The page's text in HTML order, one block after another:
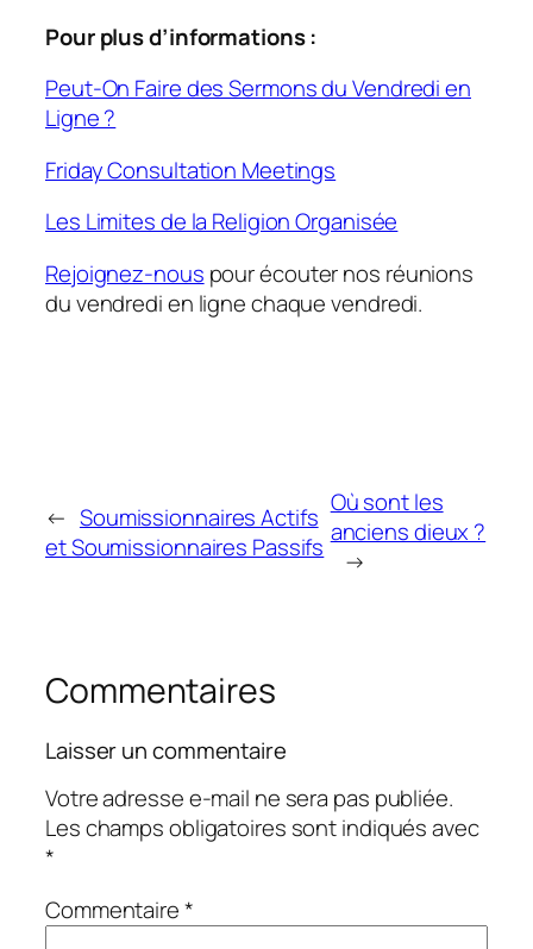
Pour plus d’informations :
Peut-On Faire des Sermons du Vendredi en
Ligne ?
Friday Consultation Meetings
Les Limites de la Religion Organisée
Rejoignez-nous pour écouter nos réunions
du vendredi en ligne chaque vendredi.
← Soumissionnaires Actifs
et Soumissionnaires Passifs
Où sont les
anciens dieux ?
→
Commentaires
Laisser un commentaire
Votre adresse e-mail ne sera pas publiée.
Les champs obligatoires sont indiqués avec
*
Commentaire*